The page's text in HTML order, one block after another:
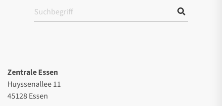
Zentrale Essen
Huyssenallee 11
45128 Essen